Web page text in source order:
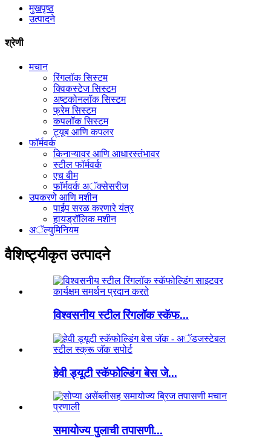
मुखपृष्ठ
उत्पादने
श्रेणी
मचान
रिंगलॉक सिस्टम
क्विकस्टेज सिस्टम
अष्टकोनलॉक सिस्टम
फ्रेम सिस्टम
कपलॉक सिस्टम
ट्यूब आणि कपलर
फॉर्मवर्क
किनाऱ्यावर आणि आधारस्तंभावर
स्टील फॉर्मवर्क
एच बीम
फॉर्मवर्क अॅक्सेसरीज
उपकरणे आणि मशीन
पाईप सरळ करणारे यंत्र
हायड्रॉलिक मशीन
अॅल्युमिनियम
वैशिष्ट्यीकृत उत्पादने
विश्वसनीय स्टील रिंगलॉक स्कॅफ...
हेवी ड्यूटी स्कॅफोल्डिंग बेस जे...
समायोज्य पुलाची तपासणी...